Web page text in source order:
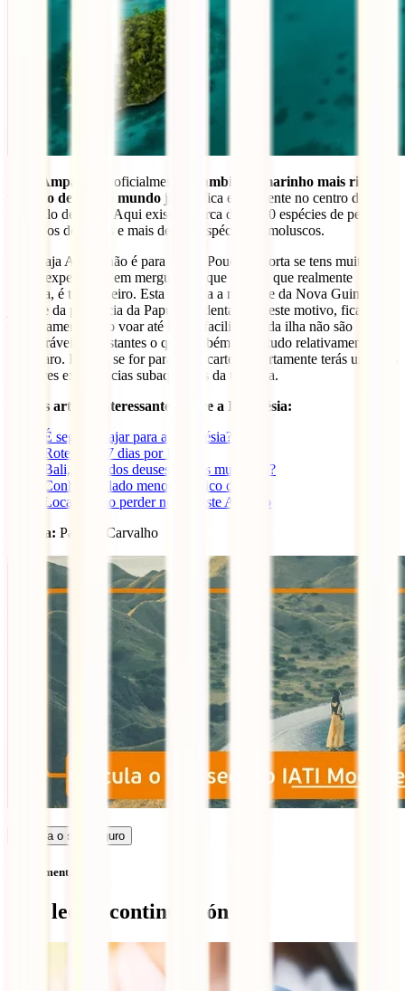
Raja Ampat tem, oficialmente, o
ambiente marinho mais rico e
variado de todo o mundo já que fica exatamente no centro do
triângulo de coral. Aqui existem cerca de 1 500 espécies de peixes,
500 tipos de corais e mais de 700 espécies de moluscos.
Mas Raja Ampat não é para todos. Pouco importa se tens muita ou
pouca experiência em mergulho já que aqui, o que realmente
importa, é ter dinheiro. Esta ilha fica a noroeste da Nova Guiné e faz
já parte da província da Papua Ocidental. Por este motivo, fica
extremamente caro voar até lá. As facilidades da ilha não são
comparáveis às restantes o que também torna tudo relativamente
mais caro. Porém, se for para a tua carteira, certamente terás uma das
melhores experiências subaquáticas da tua vida.
Outros artigos interessantes sobre a Indonésia:
É seguro viajar para a Indonésia?
Roteiro de 7 dias por Bali
Bali, a ilha dos deuses ou das multidões?
Conhece o lado menos turístico de Bali
Locais a não perder no Sudeste Asiático
Autora: Patrícia Carvalho
Calcula o seu seguro
Sem comentários
Qué leer a continuación